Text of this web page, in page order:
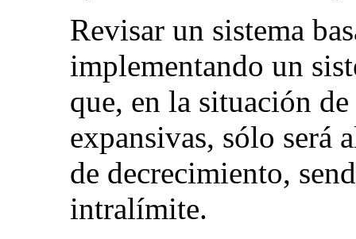
Revisar un sistema
implementando un
que, en la situación
expansivas, sólo será
de decrecimiento,
intralímite.